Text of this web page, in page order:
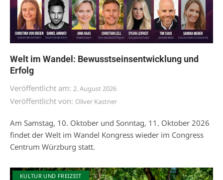
Welt im Wandel: Bewusstseinsentwicklung und
Erfolg
Veröffentlicht am: 2. August 2026
Veröffentlicht von: Oliver Kastner
Am Samstag, 10. Oktober und Sonntag, 11. Oktober 2026
findet der Welt im Wandel Kongress wieder im Congress
Centrum Würzburg statt.
KULTUR UND FREIZEIT